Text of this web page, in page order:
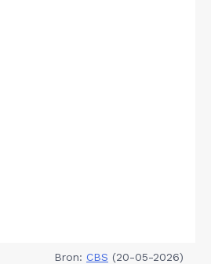
Bron: CBS (20-05-2026)